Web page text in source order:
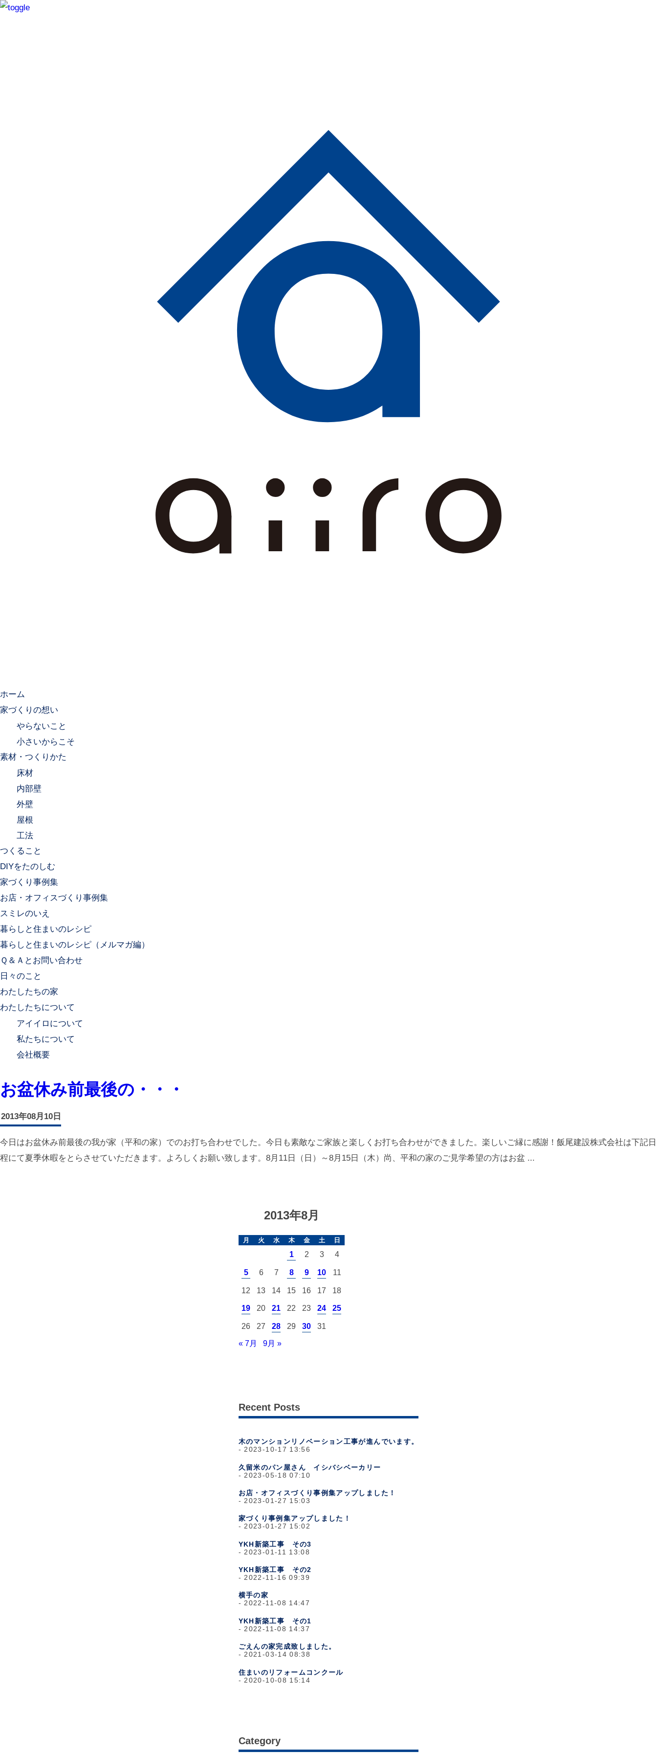
ホーム
家づくりの想い
やらないこと
小さいからこそ
素材・つくりかた
床材
内部壁
外壁
屋根
工法
つくること
DIYをたのしむ
家づくり事例集
お店・オフィスづくり事例集
スミレのいえ
暮らしと住まいのレシピ
暮らしと住まいのレシピ（メルマガ編）
Ｑ＆Ａとお問い合わせ
日々のこと
わたしたちの家
わたしたちについて
アイイロについて
私たちについて
会社概要
お盆休み前最後の・・・
2013年08月10日
今日はお盆休み前最後の我が家（平和の家）でのお打ち合わせでした。今日も素敵なご家族と楽しくお打ち合わせができました。楽しいご縁に感謝！飯尾建設株式会社は下記日
程にて夏季休暇をとらさせていただきます。よろしくお願い致します。8月11日（日）～8月15日（木）尚、平和の家のご見学希望の方はお盆 ...
2013年8月
月 火 水 木 金 土 日
1 2 3 4
5 6 7 8 9 10 11
12 13 14 15 16 17
18
19
20 21 22 23 24 25
26 27 28 29 30
31
« 7月
9月 »
Recent Posts
木のマンションリノベーション工事が進んでいます。
2023-10-17 13:56
久留米のパン屋さん イシバシベーカリー
2023-05-18 07:10
お店・オフィスづくり事例集アップしました！
2023-01-27 15:03
家づくり事例集アップしました！
2023-01-27 15:02
YKH新築工事 その3
2023-01-11 13:08
YKH新築工事 その2
2022-11-16 09:39
横手の家
2022-11-08 14:47
YKH新築工事 その1
2022-11-08 14:37
ごえんの家完成致しました。
2021-03-14 08:38
住まいのリフォームコンクール
2020-10-08 15:14
Category